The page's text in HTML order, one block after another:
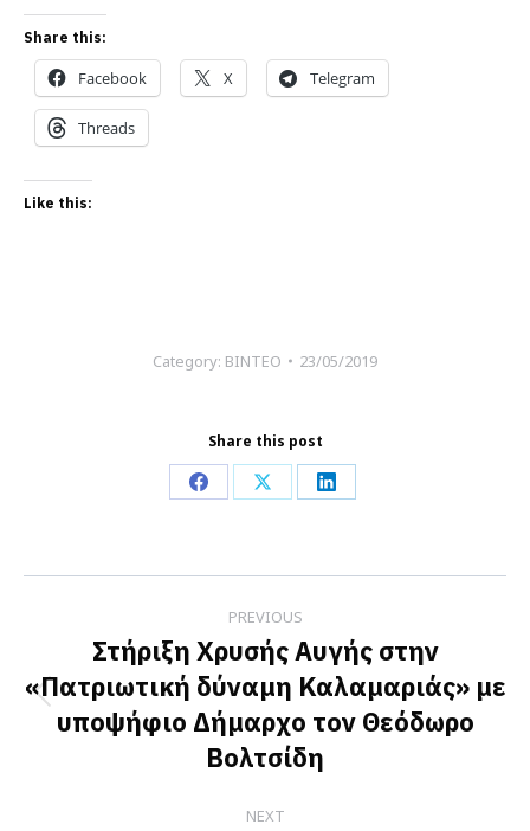
Share this:
Facebook X Telegram
Threads
Like this:
Category: ΒΙΝΤΕΟ 23/05/2019
Share this post
Share
Facebook
Share
X
Share
LinkedIn
navigation
PREVIOUS
Previous
post:
Στήριξη Χρυσής Αυγής στην
«Πατριωτική δύναμη Καλαμαριάς» με
υποψήφιο Δήμαρχο τον Θεόδωρο
Βολτσίδη
NEXT